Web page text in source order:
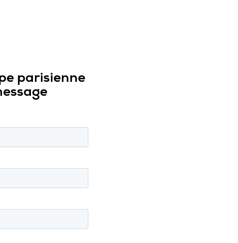
parisienne